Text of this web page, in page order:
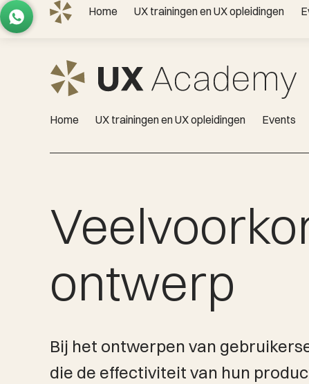
Home UX trainingen en UX opleidingen
Gratis adviesgesprek?info@uxacademy.nl|+31 6 337 137 86
Home
UX trainingen en UX opleidingen Events
ontwerp
Bij het ontwerpen van
die de effectiviteit van hun